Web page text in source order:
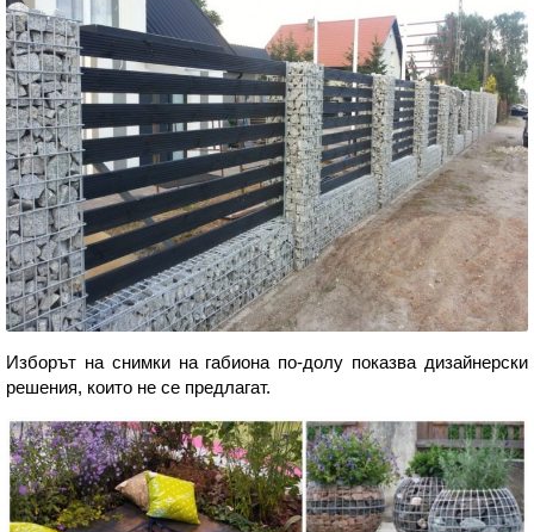
Изборът на снимки на габиона по-долу показва дизайнерски
решения, които не се предлагат.